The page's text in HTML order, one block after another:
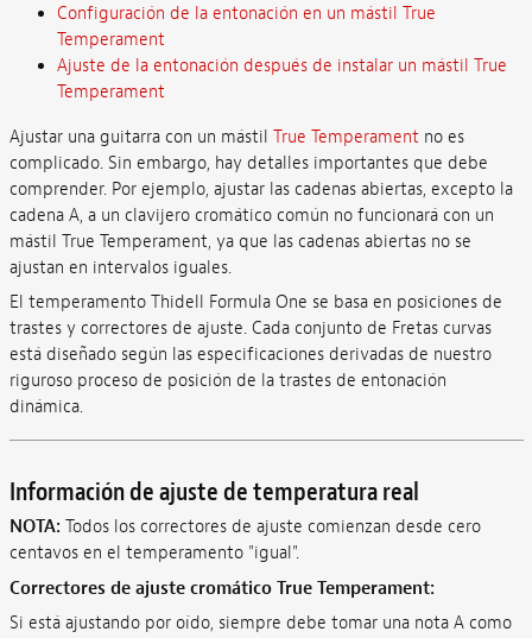
Configuración de la entonación en un mástil True
Temperament
Ajuste de la entonación después de instalar un mástil True
Temperament
Ajustar una guitarra con un mástil True Temperament no es
complicado. Sin embargo, hay detalles importantes que debe
comprender. Por ejemplo, ajustar las cadenas abiertas, excepto la
cadena A, a un clavijero cromático común no funcionará con un
mástil True Temperament, ya que las cadenas abiertas no se
ajustan en intervalos iguales.
El temperamento Thidell Formula One se basa en posiciones de
trastes y correctores de ajuste. Cada conjunto de Fretas curvas
está diseñado según las especificaciones derivadas de nuestro
riguroso proceso de posición de la trastes de entonación
dinámica.
Información de ajuste de temperatura real
NOTA: Todos los correctores de ajuste comienzan desde cero
centavos en el temperamento "igual".
Correctores de ajuste cromático True Temperament:
Si está ajustando por oído, siempre debe tomar una nota A como